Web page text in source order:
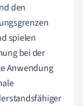
den
spielen
bei der
Anwendung